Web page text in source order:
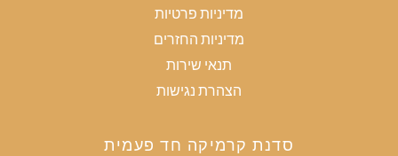
מדיניות פרטיות
מדיניות החזרים
תנאי שירות
הצהרת נגישות
סדנת קרמיקה חד פעמית